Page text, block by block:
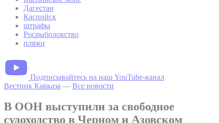
Дагестан
Каспийск
штрафы
Росрыболовство
пляжи
Подписывайтесь на наш YouTube-канал
Вестник Кавказа — Все новости
В ООН выступили за свободное
судоходство в Черном и Азовском